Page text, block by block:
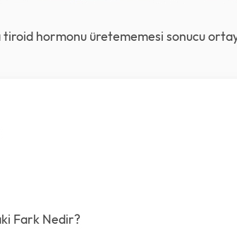
hormonu üretememesi sonucu
Fark Nedir?